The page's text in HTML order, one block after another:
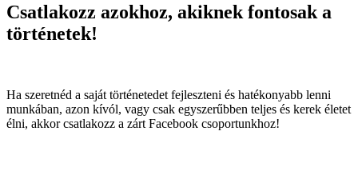
Csatlakozz azokhoz, akiknek fontosak a
történetek!
Ha szeretnéd a saját történetedet fejleszteni és hatékonyabb lenni
munkában, azon kívól, vagy csak egyszerűbben teljes és kerek életet
élni, akkor csatlakozz a zárt Facebook csoportunkhoz!